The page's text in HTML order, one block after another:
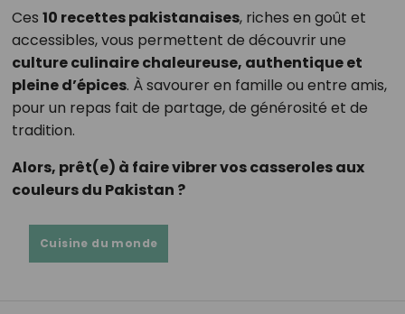
Ces 10 recettes pakistanaises, riches en goût et
accessibles, vous permettent de découvrir une
culture culinaire chaleureuse, authentique et
pleine d’épices. À savourer en famille ou entre amis,
pour un repas fait de partage, de générosité et de
tradition.
Alors, prêt(e) à faire vibrer vos casseroles aux
couleurs du Pakistan ?
Cuisine du monde